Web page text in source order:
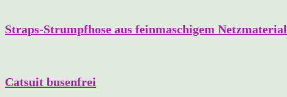
Straps-Strumpfhose aus feinmaschigem Netzmaterial
Catsuit busenfrei